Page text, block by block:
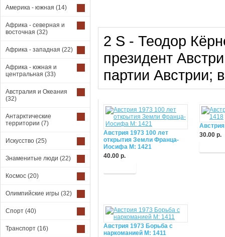
Америка - южная (14)
Африка - северная и
восточная (32)
Африка - западная (22)
Африка - южная и
центральная (33)
Австралия и Океания
(32)
Антарктические
территории (7)
Искусство (25)
Знаменитые люди (22)
Космос (20)
Олимпийские игры (32)
Спорт (40)
Транспорт (16)
2 S - Теодор
президент
партии Австрии;
Австрия 1973 100 лет
открытия Земли Франца-
Иосифа М: 1421
40.00 р.
30.00 р.
Австрия 1973 Борьба с
наркоманией М: 1411